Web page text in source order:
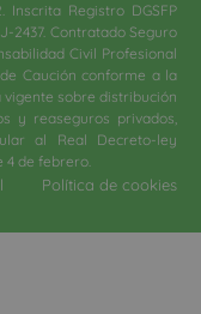
Inscrita Registro DGSFP
2437. Contratado Seguro
Civil Profesional
Caución conforme a la
vigente sobre distribución
y reaseguros privados,
al Real Decreto-ley
4 de febrero.​
Política de cookies